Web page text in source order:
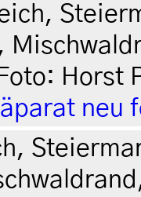
Horst
neu